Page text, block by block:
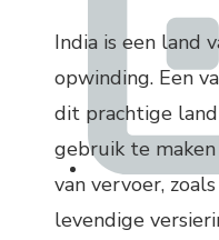
India is een land
opwinding. Een
dit prachtige
gebruik te
van vervoer, zoals
levendige